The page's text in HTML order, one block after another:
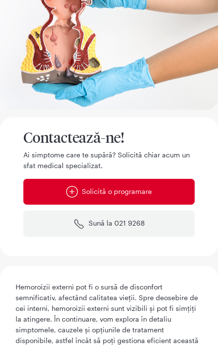
Contactează-ne!
Ai simptome care te supără? Solicită chiar acum un
sfat medical specializat.
Solicită o programare
Sună la 021 9268
Hemoroizii externi pot fi o sursă de disconfort
semnificativ, afectând calitatea vieții. Spre deosebire de
cei interni, hemoroizii externi sunt vizibili și pot fi simțiți
la atingere. În continuare, vom explora în detaliu
simptomele, cauzele și opțiunile de tratament
disponibile, astfel încât să poți gestiona eficient această